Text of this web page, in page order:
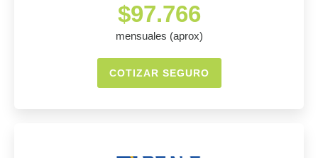
$97.766
mensuales (aprox)
COTIZAR SEGURO